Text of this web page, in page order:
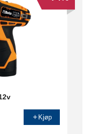
Kjøp